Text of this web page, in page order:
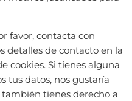
favor, contacta con
detalles de contacto en la
cookies. Si tienes alguna
tus datos, nos gustaría
también tienes derecho a